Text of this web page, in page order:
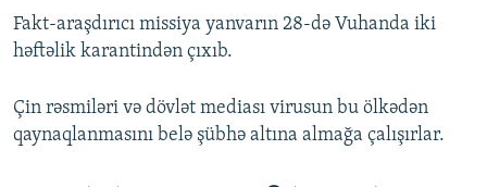
Fakt-araşdırıcı missiya yanvarın 28-də Vuhanda iki
həftəlik karantindən çıxıb.
Çin rəsmiləri və dövlət mediası virusun bu ölkədən
qaynaqlanmasını belə şübhə altına almağa çalışırlar.